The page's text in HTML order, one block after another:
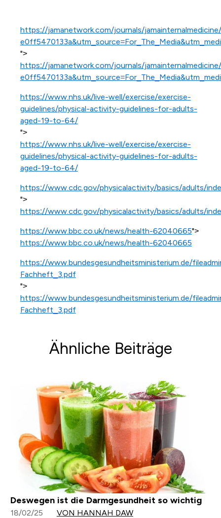
https://jamanetwork.com/journals/
">
https://jamanetwork.com/journals/
https://www.nhs.uk/live-well/exercise/exercise-
guidelines/physical-activity-guidelines-for-adults-
aged-19-to-64/
">
https://www.nhs.uk/live-well/exercise/exercise-
guidelines/physical-activity-guidelines-for-adults-
aged-19-to-64/
https://www.cdc.gov/physicalactivity/basics/adults/
">
https://www.cdc.gov/physicalactivity/basics/adults/
https://www.bbc.co.uk/news/health-62040665">
https://www.bbc.co.uk/news/health-62040665
https://www.bundesgesundheitsministerium.de/
Fachheft_3.pdf
">
https://www.bundesgesundheitsministerium.de/
Fachheft_3.pdf
Ähnliche Beiträge
Deswegen ist die Darmgesundheit so wichtig
18/02/25 VON HANNAH DAW